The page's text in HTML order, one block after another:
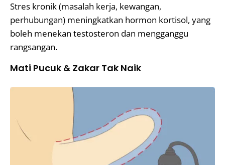
Stres kronik (masalah kerja, kewangan,
perhubungan) meningkatkan hormon kortisol, yang
boleh menekan testosteron dan mengganggu
rangsangan.
Mati Pucuk & Zakar Tak Naik